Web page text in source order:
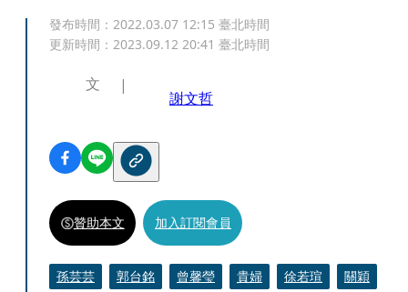
發布時間： 2022.03.07 12:15 臺北時間
更新時間： 2023.09.12 20:41 臺北時間
文
謝文哲
贊助本文 加入訂閱會員
孫芸芸 郭台銘 曾馨瑩 貴婦 徐若瑄 關穎